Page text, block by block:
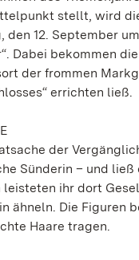
stellt, wird
12. September
Dabei bekommen
der frommen
errichten ließ.
der
Sünderin – und ließ
ihr dort
ähneln. Die Figuren
Haare tragen.